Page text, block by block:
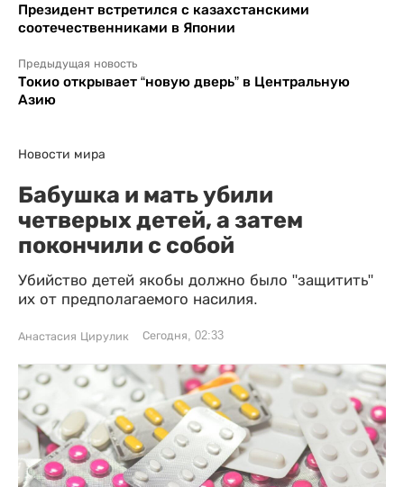
Президент встретился с казахстанскими
соотечественниками в Японии
Предыдущая новость
Токио открывает “новую дверь” в Центральную
Азию
Новости мира
Бабушка и мать убили
четверых детей, а затем
покончили с собой
Убийство детей якобы должно было "защитить"
их от предполагаемого насилия.
Анастасия Цирулик Сегодня, 02:33